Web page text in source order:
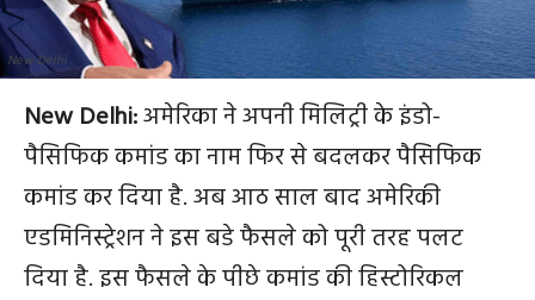
New Delhi
New Delhi:अमेरिका ने अपनी मिलिट्री के इंडो-
पैसिफिक कमांड का नाम फिर से बदलकर पैसिफिक
कमांड कर दिया है. अब आठ साल बाद अमेरिकी
एडमिनिस्ट्रेशन ने इस बडे फैसले को पूरी तरह पलट
दिया है. इस फैसले के पीछे कमांड की हिस्टोरिकल